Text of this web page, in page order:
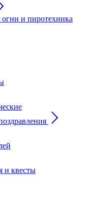
и пиротехника
и квесты